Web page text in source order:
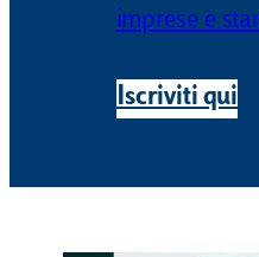
imprese e
Iscriviti qui